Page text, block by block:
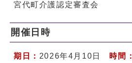
宮代町介護認定審査会
開催日時
期日： 2026年4月10日 時間：